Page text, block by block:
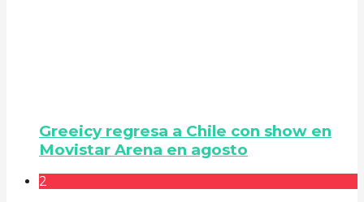
Greeicy regresa a Chile con show en
Movistar Arena en agosto
2